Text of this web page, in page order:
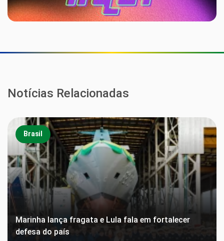
Notícias Relacionadas
Brasil
Marinha lança fragata e Lula fala em fortalecer
defesa do país